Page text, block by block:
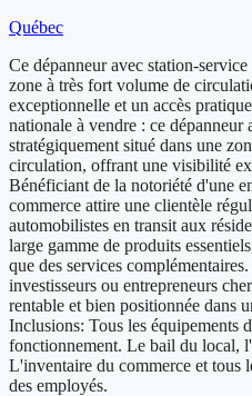
Québec
Ce dépanneur avec station-
zone à très fort volume de
exceptionnelle et un accès
nationale à vendre : ce dépanneur
stratégiquement situé dans une
circulation, offrant une visibilité
Bénéficiant de la notoriété d'une
commerce attire une clientèle
automobilistes en transit aux
large gamme de produits
que des services
investisseurs ou entrepreneurs
rentable et bien positionnée dans
Inclusions: Tous les équipements
fonctionnement. Le bail du local,
L'inventaire du commerce et tous
des employés.